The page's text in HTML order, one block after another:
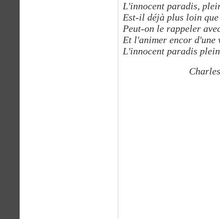
L'innocent paradis,
Est-il déjà plus loin
Peut-on le rappeler
Et l'animer encor d'une
L'innocent paradis
Charles